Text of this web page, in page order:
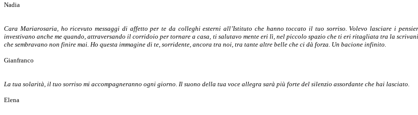
Nadia
Cara Mariarosaria, ho ricevuto messaggi di affetto per te da colleghi esterni all’Istituto che hanno toccato il tuo sorriso. Volevo lasciare i
investivano anche me quando, attraversando il corridoio per tornare a casa, ti salutavo mente eri lì, nel piccolo spazio che ti eri ritagliata tra la
che sembravano non finire mai. Ho questa immagine di te, sorridente, ancora tra noi, tra tante altre belle che ci dà forza. Un bacione infinito.
Gianfranco
La tua solarità, il tuo sorriso mi accompagneranno ogni giorno. Il suono della tua voce allegra sarà più forte del silenzio assordante che hai lasciato.
Elena